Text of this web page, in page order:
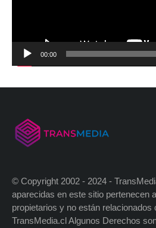
00:00
© Copyright 2002 - 2024 -
aparecidas en este sitio pertenecen
propietarios y no están relacionados
TransMedia.cl Algunos Derechos